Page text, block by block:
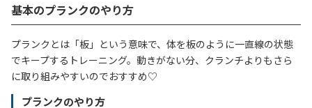
基本のプランクのやり方
プランクとは「板」という意味で、体を板のように一直線の状態
でキープするトレーニング。動きがない分、クランチよりもさら
に取り組みやすいのでおすすめ♡
プランクのやり方